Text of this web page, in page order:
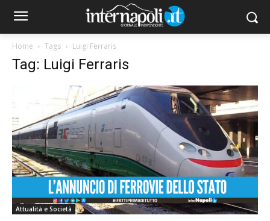
Home Tags Luigi Ferraris
Tag: Luigi Ferraris
Attualità e Società